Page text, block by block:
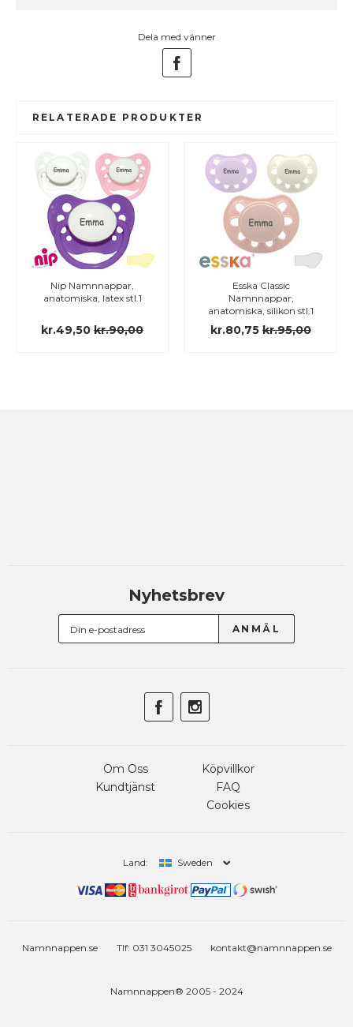
Dela med vänner
RELATERADE PRODUKTER
Nip Namnnappar,
anatomiska, latex stl.1
kr.49,50 kr.90,00
Esska Classic
Namnnappar,
anatomiska, silikon stl.1
kr.80,75 kr.95,00
Nyhetsbrev
Om Oss
Kundtjänst
Köpvillkor
FAQ
Cookies
Land: Sweden
Namnnappen.se Tlf: 031 3045025 kontakt@namnnappen.se
Namnnappen® 2005 - 2024